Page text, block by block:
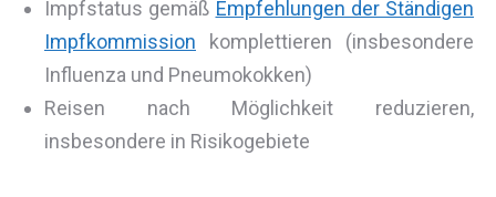
Impfstatus gemäß Empfehlungen der Ständigen
Impfkommission komplettieren (insbesondere
Influenza und Pneumokokken)
Reisen nach Möglichkeit reduzieren,
insbesondere in Risikogebiete